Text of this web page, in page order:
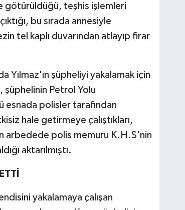
götürüldüğü, teşhis işlemleri
bu sırada annesiyle
tel kaplı duvarından atlayıp firar
Yılmaz'ın şüpheliyi yakalamak için
şüphelinin Petrol Yolu
polisler tarafından
hale getirmeye çalıştıkları,
arbedede polis memuru K.H.S'nin
aktarılmıştı.
yakalamaya çalışan